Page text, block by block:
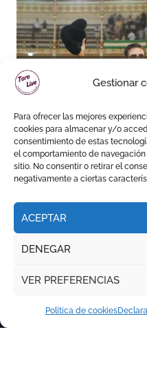
Gestionar
Para ofrecer las mejores
cookies para almacenar y/o
consentimiento de estas
el comportamiento de
sitio. No consentir o retirar el
negativamente a ciertas
ACEPTAR
DENEGAR
VER PREFERENCIAS
Política de cookies
Daniel Crespo
sitio con una gran
orejas